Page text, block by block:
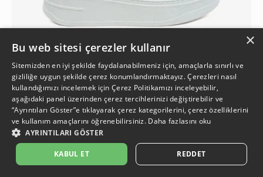
Kadın Beyaz Mavi Hakiki Deri Sneaker Ayakkabı
2.799 TL
1.999 TL
İkinci Ürüne %50 İndirim
999,50 TL
×
Bu web sitesi çerezler kullanır
Sitemizden en iyi şekilde faydalanabilmeniz için, amaçlarla sınırlı ve
gizliliğe uygun şekilde çerez konumlandırmaktayız. Çerezleri nasıl
kullandığımızı incelemek içinÇerez Politikamızı inceleyebilir,
aşağıdaki panel üzerinden çerez tercihlerinizi değiştirebilir ve
“Ayrıntıları Göster”e tıklayarak çerez kategorilerini, çerez özelliklerini
ve kullanım amaçlarını öğrenebilirsiniz. Daha fazlasını oku
AYRINTILARI GÖSTER
KABUL ET REDDET